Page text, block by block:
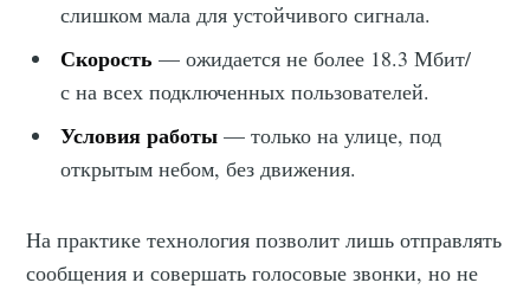
слишком мала для устойчивого сигнала.
Скорость — ожидается не более 18.3 Мбит/
с на всех подключенных пользователей.
Условия работы — только на улице, под
открытым небом, без движения.
На практике технология позволит лишь отправлять
сообщения и совершать голосовые звонки, но не